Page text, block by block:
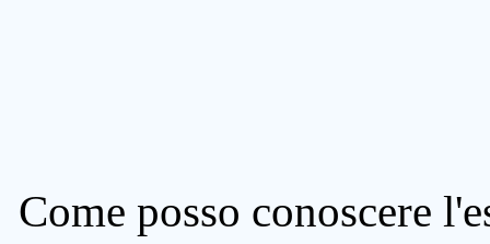
Come posso conoscere